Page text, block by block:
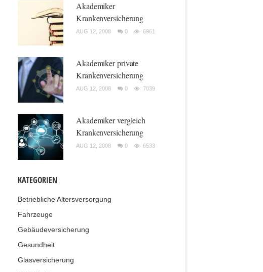
Akademiker
Krankenversicherung
AUG 12, 2008 0 6961
Akademiker private
Krankenversicherung
AUG 12, 2008 0 7039
Akademiker vergleich
Krankenversicherung
AUG 12, 2008 0 6533
KATEGORIEN
Betriebliche Altersversorgung
Fahrzeuge
Gebäudeversicherung
Gesundheit
Glasversicherung